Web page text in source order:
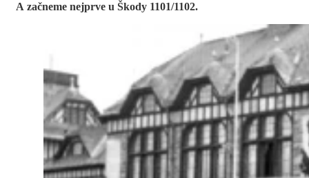
A začneme nejprve u Škody 1101/1102.